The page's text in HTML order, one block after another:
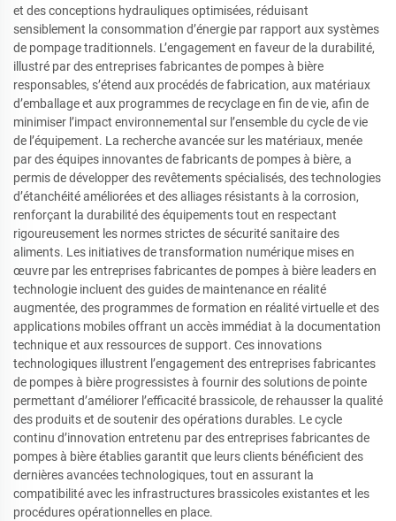
et des conceptions hydrauliques optimisées, réduisant
sensiblement la consommation d’énergie par rapport aux systèmes
de pompage traditionnels. L’engagement en faveur de la durabilité,
illustré par des entreprises fabricantes de pompes à bière
responsables, s’étend aux procédés de fabrication, aux matériaux
d’emballage et aux programmes de recyclage en fin de vie, afin de
minimiser l’impact environnemental sur l’ensemble du cycle de vie
de l’équipement. La recherche avancée sur les matériaux, menée
par des équipes innovantes de fabricants de pompes à bière, a
permis de développer des revêtements spécialisés, des technologies
d’étanchéité améliorées et des alliages résistants à la corrosion,
renforçant la durabilité des équipements tout en respectant
rigoureusement les normes strictes de sécurité sanitaire des
aliments. Les initiatives de transformation numérique mises en
œuvre par les entreprises fabricantes de pompes à bière leaders en
technologie incluent des guides de maintenance en réalité
augmentée, des programmes de formation en réalité virtuelle et des
applications mobiles offrant un accès immédiat à la documentation
technique et aux ressources de support. Ces innovations
technologiques illustrent l’engagement des entreprises fabricantes
de pompes à bière progressistes à fournir des solutions de pointe
permettant d’améliorer l’efficacité brassicole, de rehausser la qualité
des produits et de soutenir des opérations durables. Le cycle
continu d’innovation entretenu par des entreprises fabricantes de
pompes à bière établies garantit que leurs clients bénéficient des
dernières avancées technologiques, tout en assurant la
compatibilité avec les infrastructures brassicoles existantes et les
procédures opérationnelles en place.